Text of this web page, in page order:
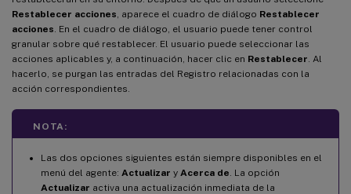
Restablecer acciones , aparece el cuadro de diálogo Restablecer
acciones . En el cuadro de diálogo, el usuario puede tener control
granular sobre qué restablecer. El usuario puede seleccionar las
acciones aplicables y, a continuación, hacer clic en Restablecer . Al
hacerlo, se purgan las entradas del Registro relacionadas con la
acción correspondientes.
NOTA:
Las dos opciones siguientes están siempre disponibles en el
menú del agente: Actualizar y Acerca de . La opción
Actualizar activa una actualización inmediata de la